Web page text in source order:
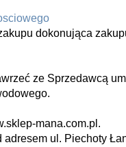
dokonująca
ze Sprzedawcą
mana.com.pl.
ul. Piechoty